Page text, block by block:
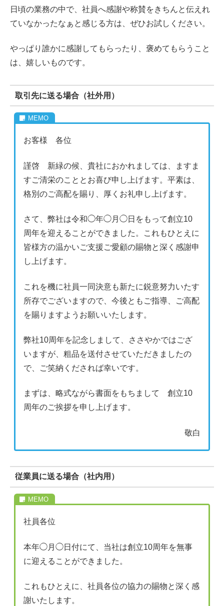
日頃の業務の中で、社員へ感謝や称賛をきちんと伝えれ
ていなかったなぁと感じる方は、ぜひお試しください。
やっぱり誰かに感謝してもらったり、褒めてもらうこと
は、嬉しいものです。
取引先に送る場合（社外用）
お客様 各位
謹啓 新緑の候、貴社におかれましては、ますま
すご清栄のこととお喜び申し上げます。平素は、
格別のご高配を賜り、厚くお礼申し上げます。
さて、弊社は令和◯年◯月◯日をもって創立10
周年を迎えることができました。これもひとえに
皆様方の温かいご支援ご愛顧の賜物と深く感謝申
し上げます。
これを機に社員一同決意も新たに鋭意努力いたす
所存でございますので、今後ともご指導、ご高配
を賜りますようお願いいたします。
弊社10周年を記念しまして、ささやかではござ
いますが、粗品を送付させていただきましたの
で、ご笑納くだされば幸いです。
まずは、略式ながら書面をもちまして 創立10
周年のご挨拶を申し上げます。
敬白
従業員に送る場合（社内用）
社員各位
本年◯月◯日付にて、当社は創立10周年を無事
に迎えることができました。
これもひとえに、社員各位の協力の賜物と深く感
謝いたします。